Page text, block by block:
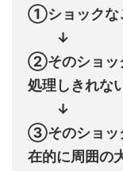
①ショックな
↓
②そのショッ
処理しきれな
↓
③そのショッ
在的に周囲の